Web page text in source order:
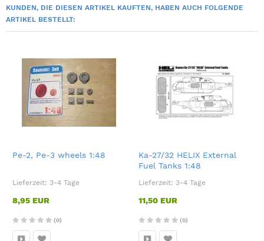
KUNDEN, DIE DIESEN ARTIKEL KAUFTEN, HABEN AUCH FOLGENDE
ARTIKEL BESTELLT:
Pe-2, Pe-3 wheels 1:48
Lieferzeit: 3-4 Tage
8,95 EUR
(0)
Ka-27/32 HELIX External
Fuel Tanks 1:48
Lieferzeit: 3-4 Tage
11,50 EUR
(0)